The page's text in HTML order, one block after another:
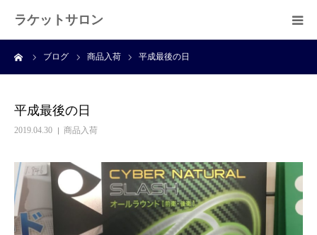
ラケットサロン
ブログ 商品入荷 平成最後の日
平成最後の日
2019.04.30 商品入荷
ホーム
プライベートレッスン